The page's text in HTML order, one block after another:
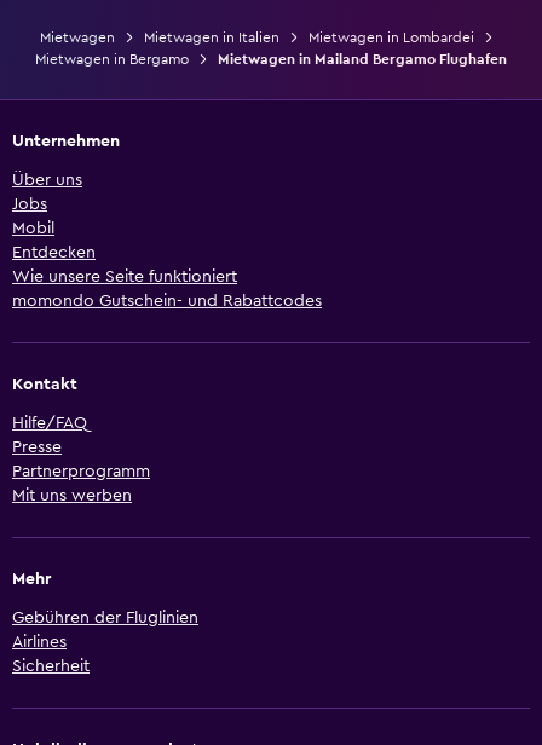
Mietwagen Mietwagen in Italien
Mietwagen in Lombardei
Mietwagen in Bergamo
Mietwagen in Mailand Bergamo Flughafen
Unternehmen
Über uns
Jobs
Mobil
Entdecken
Wie unsere Seite funktioniert
momondo Gutschein- und Rabattcodes
Kontakt
Hilfe/FAQ
Presse
Partnerprogramm
Mit uns werben
Mehr
Gebühren der Fluglinien
Airlines
Sicherheit